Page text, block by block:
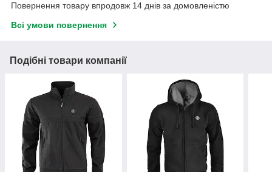
Повернення товару впродовж 14 днів за домовленістю
Всі умови повернення
Подібні товари компанії